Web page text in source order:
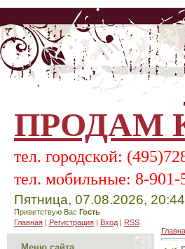
ПРОДАМ
тел. городской:
тел. мобильные: 8-901-
Пятница, 07.08.2026, 20:44
Приветствую Вас Гость
Главная | Регистрация | Вход | RSS